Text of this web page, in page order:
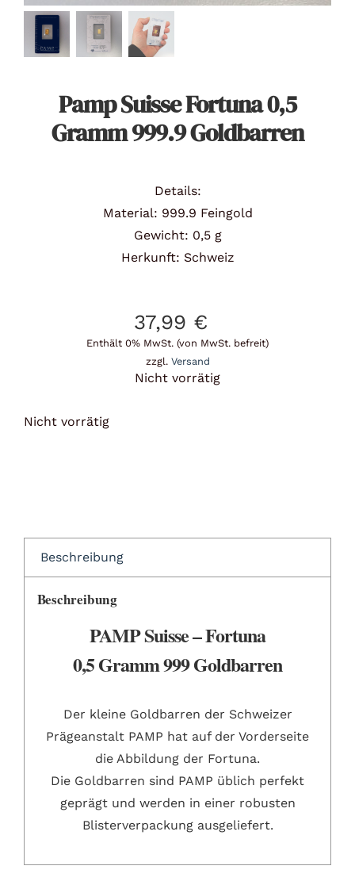
Mein Konto
Pamp Suisse Fortuna 0,5
Gramm 999.9 Goldbarren
Details:
Material: 999.9 Feingold
Gewicht: 0,5 g
Herkunft: Schweiz
37,99 €
Enthält 0% MwSt. (von MwSt. befreit)
zzgl. Versand
Nicht vorrätig
Nicht vorrätig
Beschreibung
Beschreibung
PAMP Suisse – Fortuna
0,5 Gramm 999 Goldbarren
Der kleine Goldbarren der Schweizer
Prägeanstalt PAMP hat auf der Vorderseite
die Abbildung der Fortuna.
Die Goldbarren sind PAMP üblich perfekt
geprägt und werden in einer robusten
Blisterverpackung ausgeliefert.